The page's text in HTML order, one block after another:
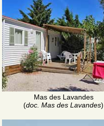
Mas des Lavandes
(doc. Mas des Lavandes)